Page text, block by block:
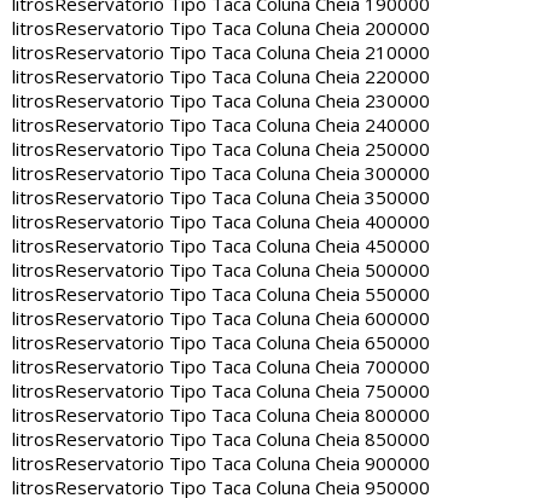
litrosReservatorio Tipo Taca Coluna Cheia 200000
litrosReservatorio Tipo Taca Coluna Cheia 210000
litrosReservatorio Tipo Taca Coluna Cheia 220000
litrosReservatorio Tipo Taca Coluna Cheia 230000
litrosReservatorio Tipo Taca Coluna Cheia 240000
litrosReservatorio Tipo Taca Coluna Cheia 250000
litrosReservatorio Tipo Taca Coluna Cheia 300000
litrosReservatorio Tipo Taca Coluna Cheia 350000
litrosReservatorio Tipo Taca Coluna Cheia 400000
litrosReservatorio Tipo Taca Coluna Cheia 450000
litrosReservatorio Tipo Taca Coluna Cheia 500000
litrosReservatorio Tipo Taca Coluna Cheia 550000
litrosReservatorio Tipo Taca Coluna Cheia 600000
litrosReservatorio Tipo Taca Coluna Cheia 650000
litrosReservatorio Tipo Taca Coluna Cheia 700000
litrosReservatorio Tipo Taca Coluna Cheia 750000
litrosReservatorio Tipo Taca Coluna Cheia 800000
litrosReservatorio Tipo Taca Coluna Cheia 850000
litrosReservatorio Tipo Taca Coluna Cheia 900000
litrosReservatorio Tipo Taca Coluna Cheia 950000